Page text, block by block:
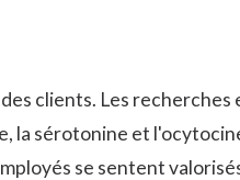
clients. Les recherches
la sérotonine et
se sentent